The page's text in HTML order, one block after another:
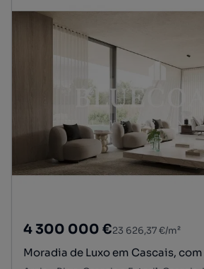
4 300 000 €23 626,37 €/m²
Moradia de Luxo em Cascais,